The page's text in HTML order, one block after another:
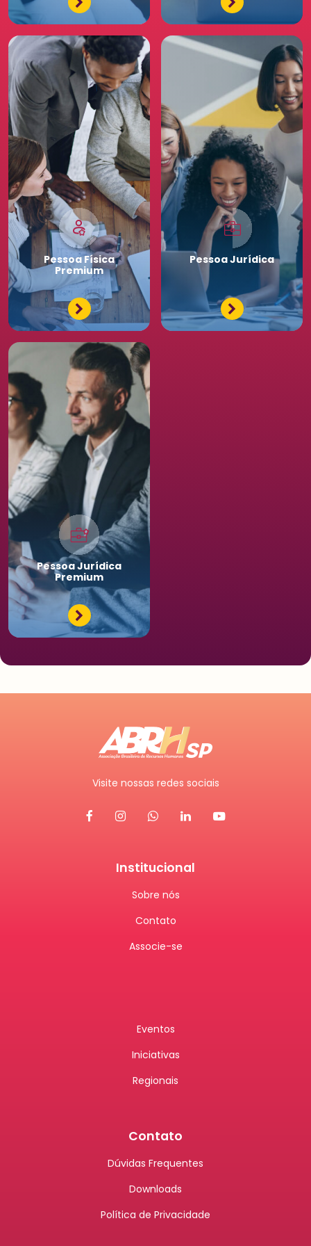
PessoaFísica
Premium
PessoaJurídica
benefícios diferenciados
para a sua equipe. Saia
na frente para o seu
negócio.
PessoaJurídica
Premium
Visite nossas redes sociais
Institucional
Sobre nós
Contato
Associe-se
Eventos
Iniciativas
Regionais
Contato
Dúvidas Frequentes
Downloads
Política de Privacidade